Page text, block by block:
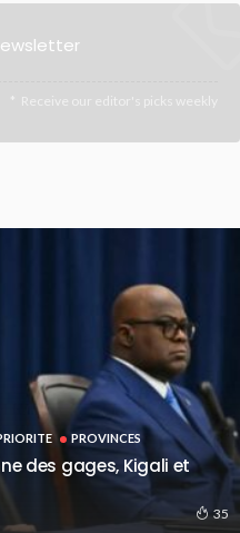
Receive our editor's picks weekly
PROVINCES
des gages, Kigali et
35